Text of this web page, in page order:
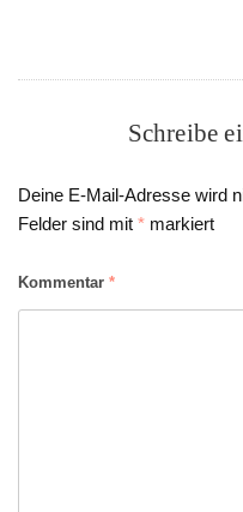
Schreibe
Deine E-Mail-Adresse wird
Felder sind mit * markiert
Kommentar *